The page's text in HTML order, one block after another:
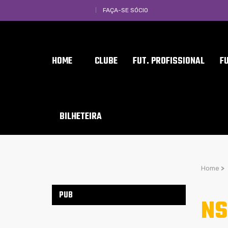
FAÇA-SE SÓCIO
HOME CLUBE FUT. PROFISSIONAL
BILHETEIRA
Home >
PUB